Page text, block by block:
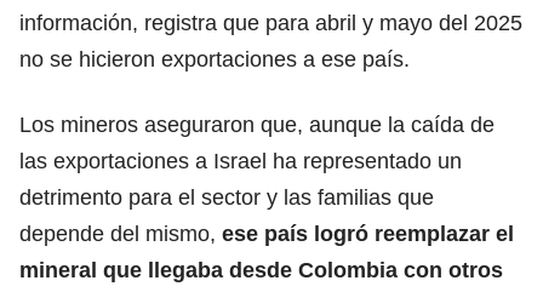
información, registra que para abril y mayo del 2025
no se hicieron exportaciones a ese país.
Los mineros aseguraron que, aunque la caída de
las exportaciones a Israel ha representado un
detrimento para el sector y las familias que
depende del mismo, ese país logró reemplazar el
mineral que llegaba desde Colombia con otros